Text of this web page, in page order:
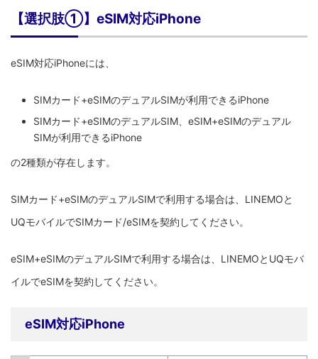
【選択肢①】eSIM対応iPhone
eSIM対応iPhoneには、
SIMカード+eSIMのデュアルSIMが利用できるiPhone
SIMカード+eSIMのデュアルSIM、eSIM+eSIMのデュアル
SIMが利用できるiPhone
の2種類が存在します。
SIMカード+eSIMのデュアルSIMで利用する場合は、LINEMOと
UQモバイルでSIMカード/eSIMを契約してください。
eSIM+eSIMのデュアルSIMで利用する場合は、LINEMOとUQモバ
イルでeSIMを契約してください。
eSIM対応iPhone